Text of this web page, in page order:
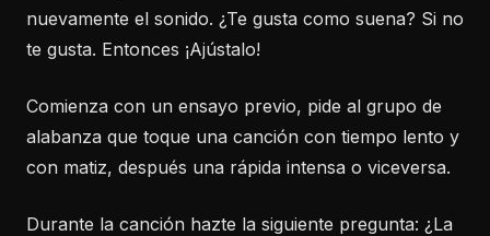
nuevamente el sonido. ¿Te gusta como suena? Si no
te gusta. Entonces ¡Ajústalo!
Comienza con un ensayo previo, pide al grupo de
alabanza que toque una canción con tiempo lento y
con matiz, después una rápida intensa o viceversa.
Durante la canción hazte la siguiente pregunta: ¿La